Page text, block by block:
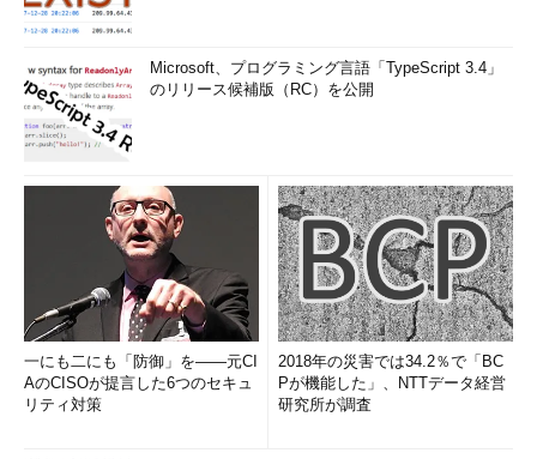
緊急時の対
コンティンジェンシープランと呼ばれる
情報セキュリティマネジメントシステム（ISMS）
情報資産にふりかかる脅威に対抗するため、組織体が情報セキ
ュリティに取り組むための方針・対策基準を設定し、これを達成
するための一連のサイクルを
情報セキュリティマネジメントと呼
びます。またこれを実践するために組織体が確立した制度を
ISMS（Information Security Management System）と呼びま
す。
Microsoft、プログラミング言語「TypeScript 3.4」
のリリース候補版（RC）を公開
一にも二にも「防御」を――元CI
AのCISOが提言した6つのセキュ
リティ対策
2018年の災害では34.2％で「BC
Pが機能した」、NTTデータ経営
研究所が調査